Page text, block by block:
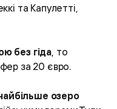
та Капулетті,
без гіда, то
за 20 євро.
озеро